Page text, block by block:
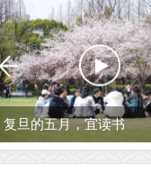
复旦的五月，宜读书